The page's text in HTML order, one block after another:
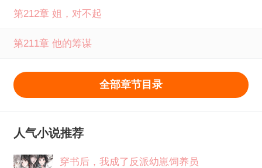
第212章 姐，对不起
第211章 他的筹谋
全部章节目录
人气小说推荐
穿书后，我成了反派幼崽饲养员